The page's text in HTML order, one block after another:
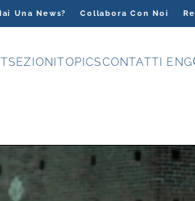
Una News? Collabora Con Noi
SEZIONITOPICSCONTATTI ENG